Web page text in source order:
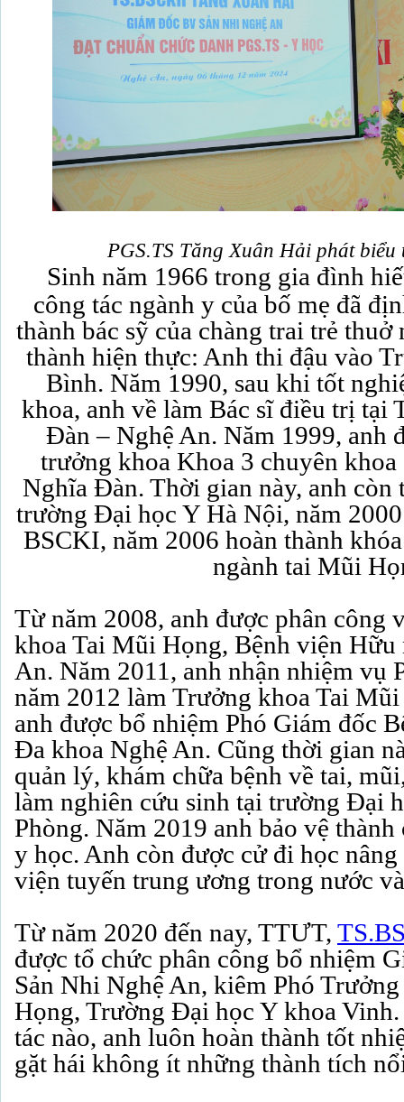
PGS.TS Tăng Xuân Hải phát
Sinh năm 1966 trong gia đình
công tác ngành y của bố mẹ đã
thành bác sỹ của chàng trai trẻ thuở
thành hiện thực: Anh thi đậu vào
Bình. Năm 1990, sau khi tốt
khoa, anh về làm Bác sĩ điều trị tại
Đàn – Nghệ An. Năm 1999, anh
trưởng khoa Khoa 3 chuyên
Nghĩa Đàn. Thời gian này, anh còn
trường Đại học Y Hà Nội, năm
BSCKI, năm 2006 hoàn thành
ngành tai Mũi
Từ năm 2008, anh được phân công
khoa Tai Mũi Họng, Bệnh viện
An. Năm 2011, anh nhận nhiệm vụ
năm 2012 làm Trưởng khoa Tai
anh được bổ nhiệm Phó Giám đốc
Đa khoa Nghệ An. Cũng thời gian
quản lý, khám chữa bệnh về tai,
làm nghiên cứu sinh tại trường Đại
Phòng. Năm 2019 anh bảo vệ
y học. Anh còn được cử đi học
viện tuyến trung ương trong nước
Từ năm 2020 đến nay, TTƯT,
được tổ chức phân công bổ nhiệm
Sản Nhi Nghệ An, kiêm Phó
Họng, Trường Đại học Y khoa
tác nào, anh luôn hoàn thành tốt
gặt hái không ít những thành tích